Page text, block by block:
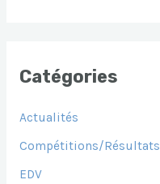
Catégories
Actualités
Compétitions/Résultats
EDV